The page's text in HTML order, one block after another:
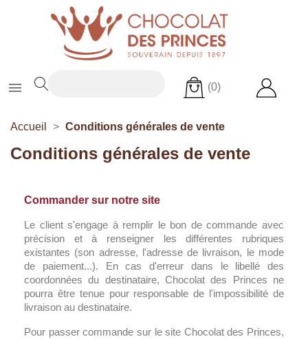
 (0)
Accueil Conditions générales de vente
Conditions générales de vente
Commander sur notre site
Le client s'engage à remplir le bon de commande avec
précision et à renseigner les différentes rubriques
existantes (son adresse, l'adresse de livraison, le mode
de paiement...). En cas d'erreur dans le libellé des
coordonnées du destinataire, Chocolat des Princes ne
pourra être tenue pour responsable de l'impossibilité de
livraison au destinataire.
Pour passer commande sur le site Chocolat des Princes,